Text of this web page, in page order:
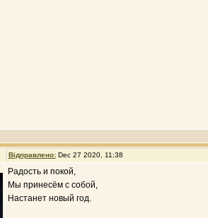
Відправлено: Dec 27 2020, 11:38
Радость и покой,
Мы принесём с собой,
Настанет новый год.